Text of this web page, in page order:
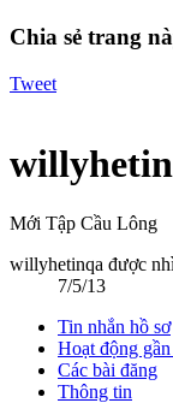
Chia sẻ trang
Tweet
Mới Tập Cầu Lông
willyhetinqa được
7/5/13
Tin nhắn hồ sơ
Hoạt động
Các bài đăng
Thông tin